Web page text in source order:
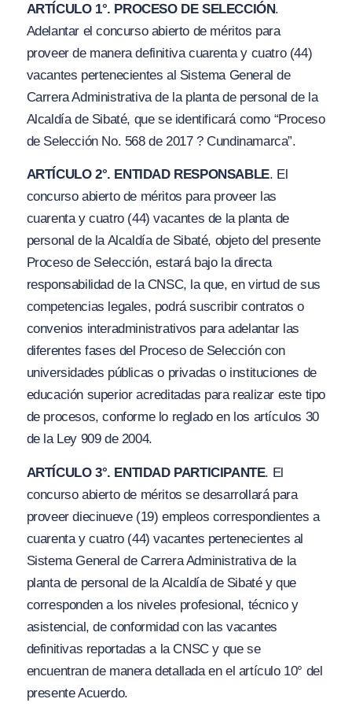
ARTÍCULO 1°. PROCESO DE SELECCIÓN.
Adelantar el concurso abierto de méritos para
proveer de manera definitiva cuarenta y cuatro (44)
vacantes pertenecientes al Sistema General de
Carrera Administrativa de la planta de personal de la
Alcaldía de Sibaté, que se identificará como “Proceso
de Selección No. 568 de 2017 ? Cundinamarca”.
ARTÍCULO 2°. ENTIDAD RESPONSABLE. El
concurso abierto de méritos para proveer las
cuarenta y cuatro (44) vacantes de la planta de
personal de la Alcaldía de Sibaté, objeto del presente
Proceso de Selección, estará bajo la directa
responsabilidad de la CNSC, la que, en virtud de sus
competencias legales, podrá suscribir contratos o
convenios interadministrativos para adelantar las
diferentes fases del Proceso de Selección con
universidades públicas o privadas o instituciones de
educación superior acreditadas para realizar este tipo
de procesos, conforme lo reglado en los artículos 30
de la Ley 909 de 2004.
ARTÍCULO 3°. ENTIDAD PARTICIPANTE. El
concurso abierto de méritos se desarrollará para
proveer diecinueve (19) empleos correspondientes a
cuarenta y cuatro (44) vacantes pertenecientes al
Sistema General de Carrera Administrativa de la
planta de personal de la Alcaldía de Sibaté y que
corresponden a los niveles profesional, técnico y
asistencial, de conformidad con las vacantes
definitivas reportadas a la CNSC y que se
encuentran de manera detallada en el artículo 10° del
presente Acuerdo.